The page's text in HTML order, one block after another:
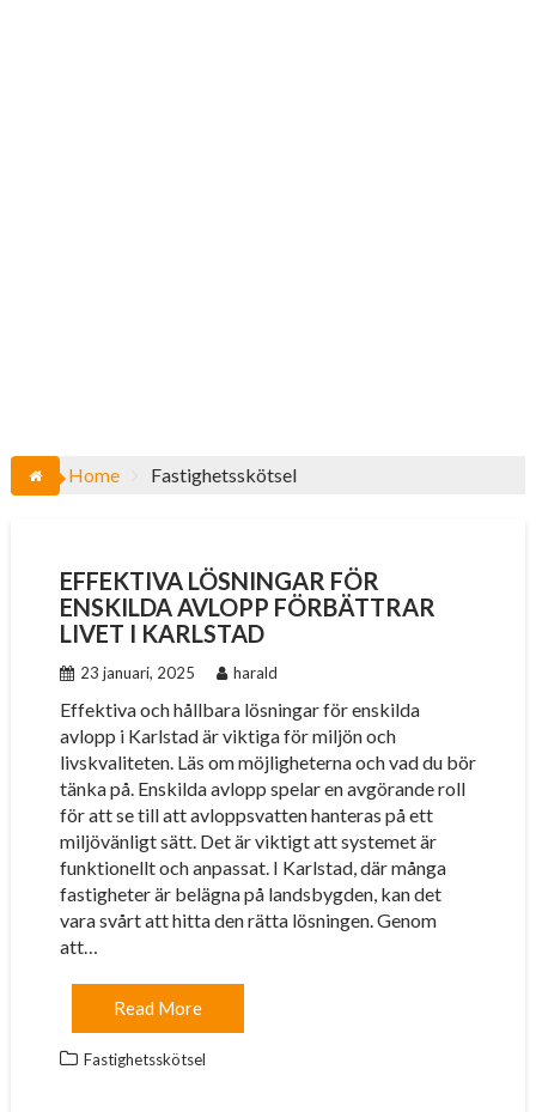
Home Fastighetsskötsel
EFFEKTIVA LÖSNINGAR FÖR
ENSKILDA AVLOPP FÖRBÄTTRAR
LIVET I KARLSTAD
23 januari, 2025 harald
Effektiva och hållbara lösningar för enskilda
avlopp i Karlstad är viktiga för miljön och
livskvaliteten. Läs om möjligheterna och vad du bör
tänka på. Enskilda avlopp spelar en avgörande roll
för att se till att avloppsvatten hanteras på ett
miljövänligt sätt. Det är viktigt att systemet är
funktionellt och anpassat. I Karlstad, där många
fastigheter är belägna på landsbygden, kan det
vara svårt att hitta den rätta lösningen. Genom
att…
Read More
Fastighetsskötsel